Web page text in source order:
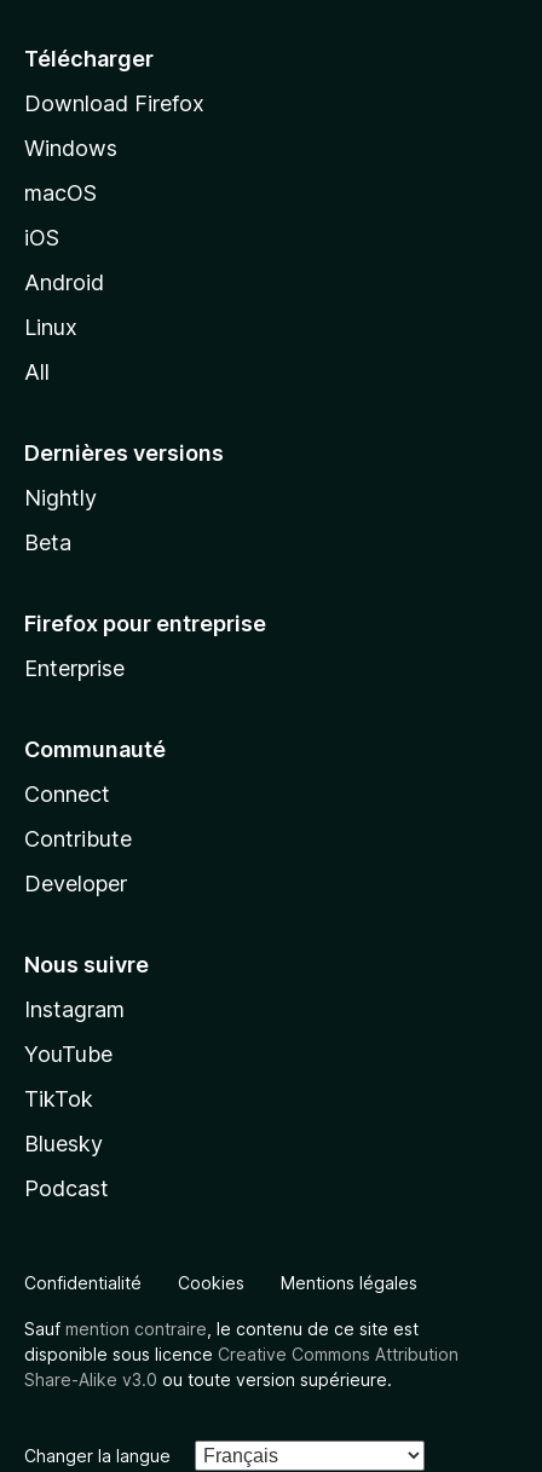
e
l
d
o
z
l
Télécharger
Download Firefox
Windows
macOS
iOS
Android
Linux
All
Dernières versions
Nightly
Beta
Firefox pour entreprise
Enterprise
Communauté
Connect
Contribute
Developer
Nous suivre
Instagram
YouTube
TikTok
Bluesky
Podcast
Confidentialité Cookies Mentions légales
Sauf mention contraire , le contenu de ce site est
disponible sous licence Creative Commons Attribution
Share-Alike v3.0 ou toute version supérieure.
Changer la langue